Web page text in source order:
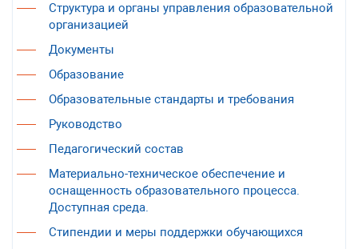
Структура и органы управления образовательной
организацией
Документы
Образование
Образовательные стандарты и требования
Руководство
Педагогический состав
Материально-техническое обеспечение и
оснащенность образовательного процесса.
Доступная среда.
Стипендии и меры поддержки обучающихся